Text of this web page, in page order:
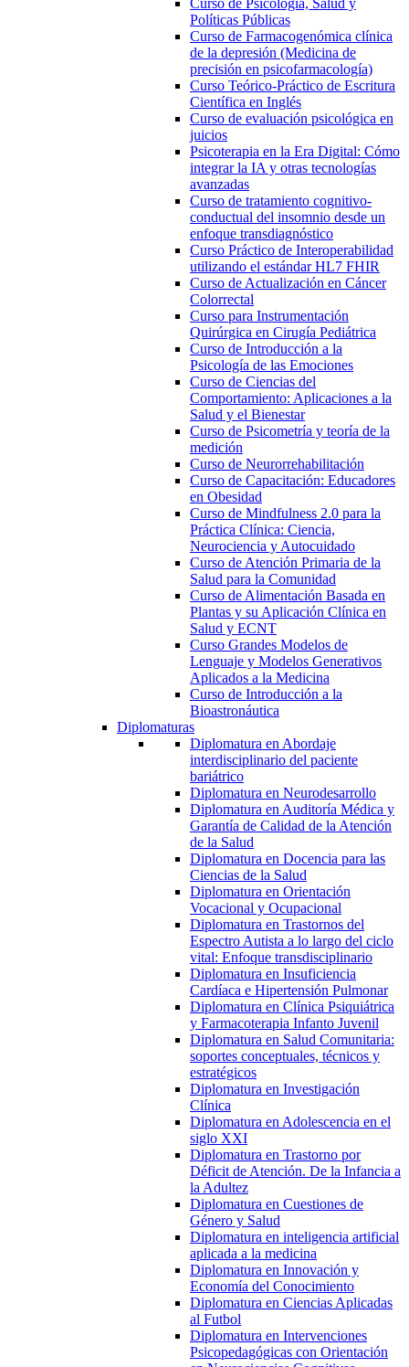
Curso de Psicología, Salud y
Políticas Públicas
Curso de Farmacogenómica clínica
de la depresión (Medicina de
precisión en psicofarmacología)
Curso Teórico-Práctico de Escritura
Científica en Inglés
Curso de evaluación psicológica en
juicios
Psicoterapia en la Era Digital: Cómo
integrar la IA y otras tecnologías
avanzadas
Curso de tratamiento cognitivo-
conductual del insomnio desde un
enfoque transdiagnóstico
Curso Práctico de Interoperabilidad
utilizando el estándar HL7 FHIR
Curso de Actualización en Cáncer
Colorrectal
Curso para Instrumentación
Quirúrgica en Cirugía Pediátrica
Curso de Introducción a la
Psicología de las Emociones
Curso de Ciencias del
Comportamiento: Aplicaciones a la
Salud y el Bienestar
Curso de Psicometría y teoría de la
medición
Curso de Neurorrehabilitación
Curso de Capacitación: Educadores
en Obesidad
Curso de Mindfulness 2.0 para la
Práctica Clínica: Ciencia,
Neurociencia y Autocuidado
Curso de Atención Primaria de la
Salud para la Comunidad
Curso de Alimentación Basada en
Plantas y su Aplicación Clínica en
Salud y ECNT
Curso Grandes Modelos de
Lenguaje y Modelos Generativos
Aplicados a la Medicina
Curso de Introducción a la
Bioastronáutica
Diplomaturas
Diplomatura en Abordaje
interdisciplinario del paciente
bariátrico
Diplomatura en Neurodesarrollo
Diplomatura en Auditoría Médica y
Garantía de Calidad de la Atención
de la Salud
Diplomatura en Docencia para las
Ciencias de la Salud
Diplomatura en Orientación
Vocacional y Ocupacional
Diplomatura en Trastornos del
Espectro Autista a lo largo del ciclo
vital: Enfoque transdisciplinario
Diplomatura en Insuficiencia
Cardíaca e Hipertensión Pulmonar
Diplomatura en Clínica Psiquiátrica
y Farmacoterapia Infanto Juvenil
Diplomatura en Salud Comunitaria:
soportes conceptuales, técnicos y
estratégicos
Diplomatura en Investigación
Clínica
Diplomatura en Adolescencia en el
siglo XXI
Diplomatura en Trastorno por
Déficit de Atención. De la Infancia a
la Adultez
Diplomatura en Cuestiones de
Género y Salud
Diplomatura en inteligencia artificial
aplicada a la medicina
Diplomatura en Innovación y
Economía del Conocimiento
Diplomatura en Ciencias Aplicadas
al Futbol
Diplomatura en Intervenciones
Psicopedagógicas con Orientación